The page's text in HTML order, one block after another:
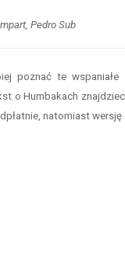
Pedro Sub
poznać te
o Humbakach
natomiast